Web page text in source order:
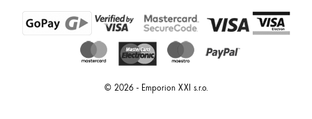
© 2026 - Emporion XXI s.r.o.